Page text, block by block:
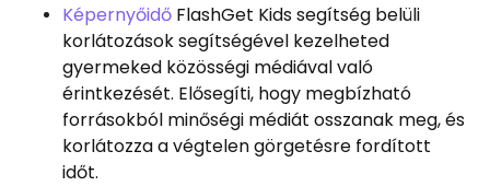
Képernyőidő FlashGet Kids segítség belüli
korlátozások segítségével kezelheted
gyermeked közösségi médiával való
érintkezését. Elősegíti, hogy megbízható
forrásokból minőségi médiát osszanak meg, és
korlátozza a végtelen görgetésre fordított
időt.